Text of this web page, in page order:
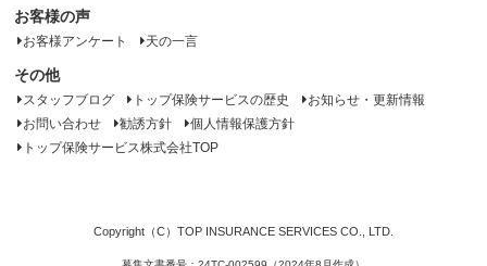
お客様の声
お客様アンケート 天の一言
その他
スタッフブログ トップ保険サービスの歴史
お知らせ・更新情報
お問い合わせ
勧誘方針
個人情報保護方針
トップ保険サービス株式会社TOP
Copyright（C）TOP INSURANCE SERVICES CO., LTD.